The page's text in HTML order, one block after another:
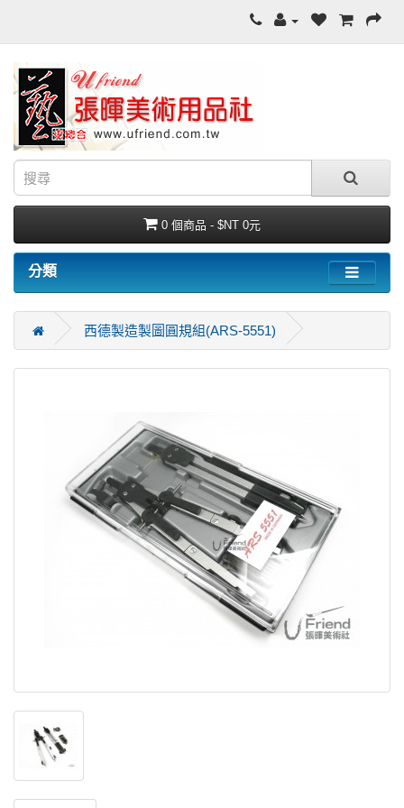
0 個商品 - $NT 0元
分類
西德製造製圖圓規組(ARS-5551)